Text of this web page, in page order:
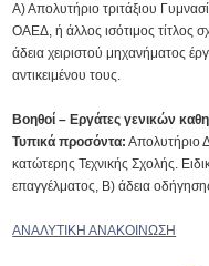
Α) Απολυτήριο τριτάξιου
ΟΑΕΔ, ή άλλος ισότιμος τίτλος
άδεια χειριστού μηχανήματος
αντικειμένου τους.
Βοηθοί – Εργάτες γενικών
Τυπικά προσόντα: Απολυτήριο
κατώτερης Τεχνικής Σχολής.
επαγγέλματος, Β) άδεια
ΑΝΑΛΥΤΙΚΗ ΑΝΑΚΟΙΝΩΣΗ